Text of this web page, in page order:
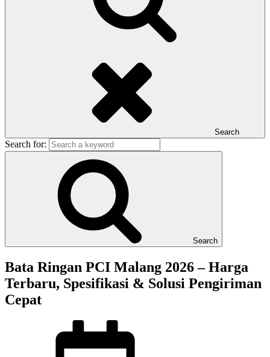
Search
Search for:
Search
Bata Ringan PCI Malang 2026 – Harga
Terbaru, Spesifikasi & Solusi Pengiriman
Cepat